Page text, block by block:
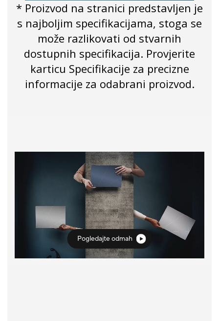
* Proizvod na stranici predstavljen je
s najboljim specifikacijama, stoga se
može razlikovati od stvarnih
dostupnih specifikacija. Provjerite
karticu Specifikacije za precizne
informacije za odabrani proizvod.
Pogledajte odmah